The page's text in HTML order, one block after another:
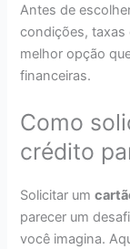
Antes de
condições, taxas
melhor opção
financeiras.
Como
crédito
Solicitar um
parecer um
você imagina.